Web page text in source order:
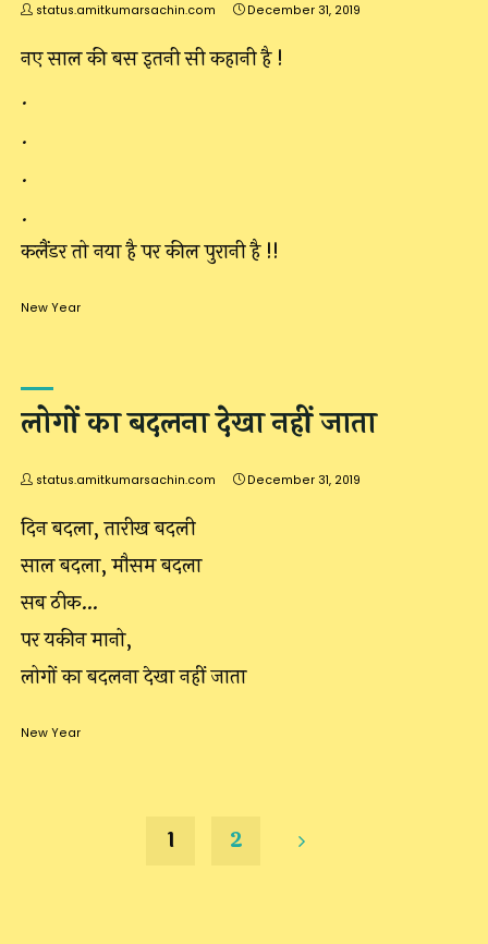
status.amitkumarsachin.com December 31, 2019
नए साल की बस इतनी सी कहानी है !
.
.
.
.
कलैंडर तो नया है पर कील पुरानी है !!
New Year
लोगों का बदलना देखा नहीं जाता
status.amitkumarsachin.com December 31, 2019
दिन बदला, तारीख बदली
साल बदला, मौसम बदला
सब ठीक…
पर यकीन मानो,
लोगों का बदलना देखा नहीं जाता
New Year
1 2